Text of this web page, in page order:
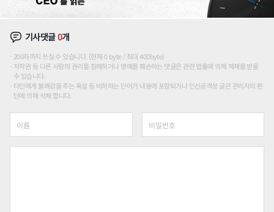
기사댓글0개
200자까지 쓰실 수 있습니다. (현재 0 byte / 최대 400byte)
저작권 등 다른 사람의 권리를 침해하거나 명예를 훼손하는 댓글은 관련 법률에 의해 제재를 받을
수 있습니다.
타인에게 불쾌감을 주는 욕설 등 비하하는 단어가 내용에 포함되거나 인신공격성 글은 관리자의 판
단에 의해 삭제 합니다.